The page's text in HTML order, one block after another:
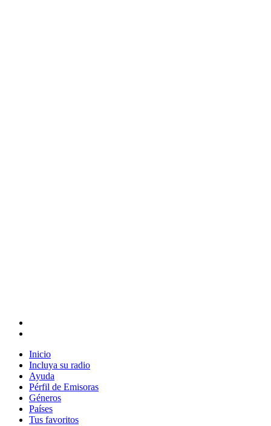
Inicio
Incluya su radio
Ayuda
Pérfil de Emisoras
Géneros
Países
Tus favoritos